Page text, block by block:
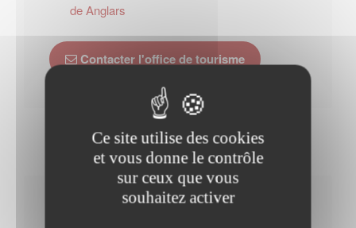
de Anglars
Contacter l'office de tourisme
Horaires Mairie
Ce site utilise des cookies
et vous donne le contrôle
sur ceux que vous
souhaitez activer